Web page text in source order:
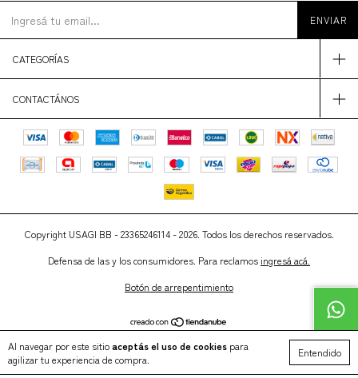
Al navegar por este sitioaceptás el uso de cookies para
agilizar tu experiencia de compra.
Entendido
CATEGORÍAS
CONTACTÁNOS
Copyright USAGI BB - 23365246114 - 2026. Todos los derechos reservados.
Defensa de las y los consumidores. Para reclamos ingresá acá.
Botón de arrepentimiento